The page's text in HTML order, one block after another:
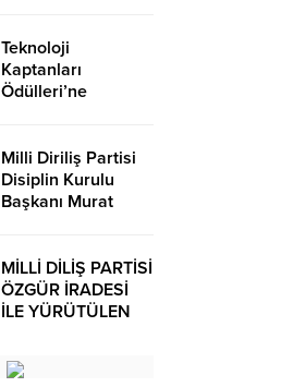
UZAK TUTUMUŞ
OLACAKTIR
Teknoloji
Kaptanları
Ödülleri’ne
Milli Diriliş Partisi
Disiplin Kurulu
Başkanı Murat
Basın Açıklaması
MİLLİ DİLİŞ PARTİSİ
ÖZGÜR İRADESİ
İLE YÜRÜTÜLEN
OLUŞUMUDUR